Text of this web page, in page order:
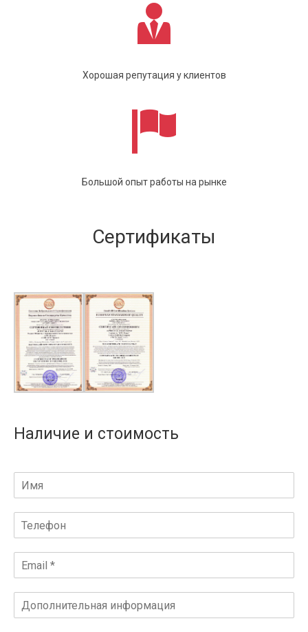
Хорошая репутация у клиентов
Большой опыт работы на рынке
Сертификаты
Наличие и стоимость